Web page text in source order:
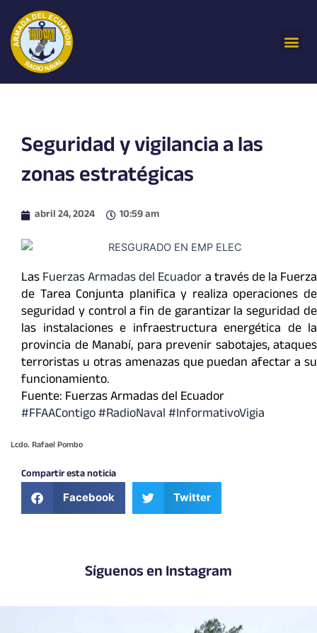
contenido
Seguridad y vigilancia a las
zonas estratégicas
abril 24, 2024 10:59 am
LasFuerzas Armadas del Ecuadora través de la Fuerza
de Tarea Conjunta planifica y realiza operaciones de
seguridad y control a fin de garantizar la seguridad de
las instalaciones e infraestructura energética de la
provincia de Manabí, para prevenir sabotajes, ataques
terroristas u otras amenazas que puedan afectar a su
funcionamiento.
Fuente: Fuerzas Armadas del Ecuador
#FFAAContigo #RadioNaval #InformativoVigia
Lcdo. Rafael Pombo
Compartir esta noticia
Facebook Twitter
Síguenos en Instagram